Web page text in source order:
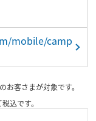
mobile/camp
客さまが対象です。
込です。